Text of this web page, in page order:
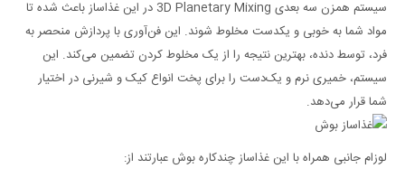
سیستم همزن سه بعدی 3D Planetary Mixing در این غذاساز باعث شده تا
مواد شما به خوبی و یکدست مخلوط شوند. این فن‌آوری با پردازش منحصر به
فرد، توسط دنده، بهترین نتیجه را از یک مخلوط کردن تضمین می‌کند. این
سیستم، خمیری نرم و یک‌دست را برای پخت انواع کیک و شیرنی در اختیار
شما قرار می‌دهد.
لوزام جانبی همراه با این غذاساز چندکاره بوش عبارتند از: